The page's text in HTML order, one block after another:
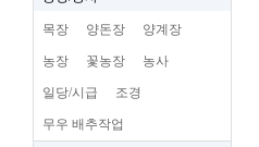
목장 양돈장 양계장
농장 꽃농장 농사
일당/시급 조경
무우 배추작업